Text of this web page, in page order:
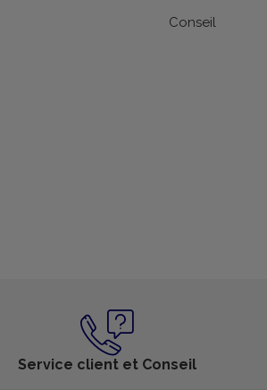
Conseil
Service client et Conseil